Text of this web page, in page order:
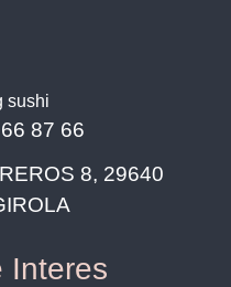
87 66
8, 29640
Interes